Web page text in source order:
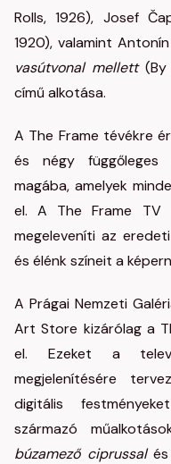
Rolls, 1926), Josef
1920), valamint
vasútvonal mellett(By
című alkotása.
A The Frame tévékre
és négy függőleges
magába, amelyek
el. A The Frame TV
megeleveníti az
és élénk színeit a
A Prágai Nemzeti
Art Store kizárólag a
el. Ezeket a
megjelenítésére
digitális
származó
búzamező ciprussal